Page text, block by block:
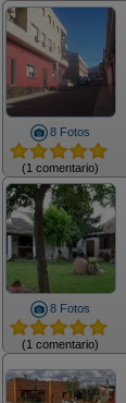
8 Fotos
(1 comentario)
8 Fotos
(1 comentario)